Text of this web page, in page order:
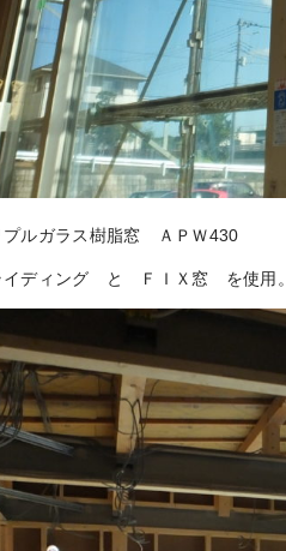
プルガラス樹脂窓 ＡＰＷ430
イディング と ＦＩＸ窓 を使用。